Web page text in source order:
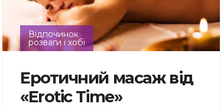
Відпочинок
розваги і хобі
Еротичний масаж від
«Erotic Time»